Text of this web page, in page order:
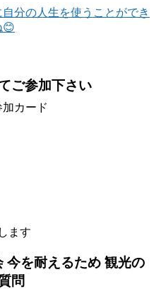
分の人生を使うことができ
😊
ご参加下さい
ます
今を耐えるため 観光の
問